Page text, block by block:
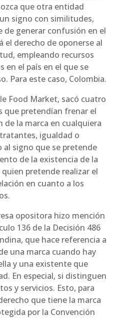
que otra entidad
signo con similitudes,
de generar confusión en el
el derecho de oponerse al
empleando recursos
en el país en el que se
Para este caso, Colombia.
Food Market, sacó cuatro
que pretendían frenar el
la marca en cualquiera
igualdad o
signo que se pretende
de la existencia de la
pretende realizar el
en cuanto a los
opositora hizo mención
136 de la Decisión 486
que hace referencia a
una marca cuando hay
y una existente que
En especial, si distinguen
y servicios. Esto, para
que tiene la marca
por la Convención